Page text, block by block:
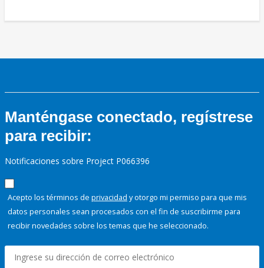
Manténgase conectado, regístrese
para recibir:
Notificaciones sobre Project P066396
Acepto los términos de privacidad y otorgo mi permiso para que mis
datos personales sean procesados con el fin de suscribirme para
recibir novedades sobre los temas que he seleccionado.